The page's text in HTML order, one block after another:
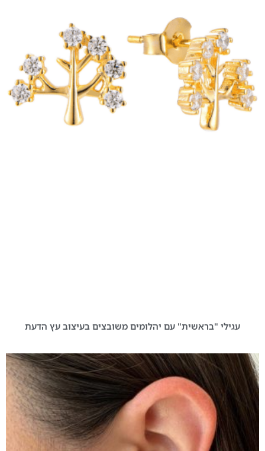
עגילי "בראשית" עם יהלומים משובצים בעיצוב עץ הדעת